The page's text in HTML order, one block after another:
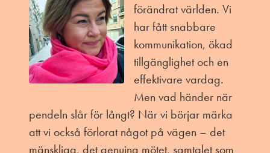
förändrat världen. Vi
har fått snabbare
kommunikation, ökad
tillgänglighet och en
effektivare vardag.
Men vad händer när
pendeln slår för långt? När vi börjar märka
att vi också förlorat något på vägen – det
mänskliga, det genuina mötet, samtalet som